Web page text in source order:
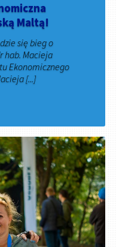
Maltą!
się bieg o
hab. Macieja
Ekonomicznego
[...]